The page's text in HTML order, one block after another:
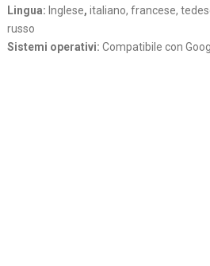
Lingua: Inglese, italiano, francese,
russo
Sistemi operativi: Compatibile con